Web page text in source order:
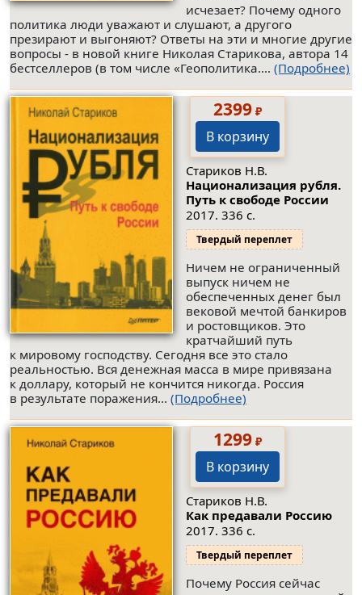
исчезает? Почему одного
политика люди уважают и слушают, а другого
презирают и выгоняют? Ответы на эти и многие другие
вопросы - в новой книге Николая Старикова, автора 14
бестселлеров (в том числе «Геополитика.... (Подробнее)
2399₽
В корзину
Стариков Н.В.
Национализация рубля.
Путь к свободе России
2017. 336 с.
Твердый переплет
Ничем не ограниченный
выпуск ничем не
обеспеченных денег был
вековой мечтой банкиров
и ростовщиков. Это
кратчайший путь
к мировому господству. Сегодня все это стало
реальностью. Вся денежная масса в мире привязана
к доллару, который не кончится никогда. Россия
в результате поражения... (Подробнее)
1299₽
В корзину
Стариков Н.В.
Как предавали Россию
2017. 336 с.
Твердый переплет
Почему Россия сейчас